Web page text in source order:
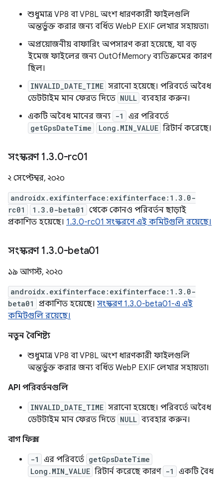
শুধুমাত্র VP8 বা VP8L অংশ ধারণকারী ফাইলগুলি
অন্তর্ভুক্ত করার জন্য বর্ধিত WebP EXIF ​​লেখার সহায়তা।
অপ্রয়োজনীয় বাফারিং অপসারণ করা হয়েছে, যা বড়
ইমেজ ফাইলের জন্য OutOfMemory ব্যতিক্রমের কারণ
ছিল।
INVALID_DATE_TIME সরানো হয়েছে। পরিবর্তে অবৈধ
ডেটটাইম মান ফেরত দিতে NULL ব্যবহার করুন।
একটি অবৈধ মানের জন্য -1 এর পরিবর্তে
getGpsDateTime Long.MIN_VALUE রিটার্ন করেছে।
সংস্করণ 1.3.0-rc01
২ সেপ্টেম্বর, ২০২০
androidx.exifinterface:exifinterface:1.3.0-
rc01
1.3.0-beta01
থেকে কোনও পরিবর্তন ছাড়াই
প্রকাশিত হয়েছে। 1.3.0-rc01 সংস্করণে এই কমিটগুলি রয়েছে।
সংস্করণ 1.3.0-beta01
১৯ আগস্ট, ২০২০
androidx.exifinterface:exifinterface:1.3.0-
beta01
প্রকাশিত হয়েছে। সংস্করণ 1.3.0-beta01-এ এই
কমিটগুলি রয়েছে।
নতুন বৈশিষ্ট্য
শুধুমাত্র VP8 বা VP8L অংশ ধারণকারী ফাইলগুলি
অন্তর্ভুক্ত করার জন্য বর্ধিত WebP EXIF ​​লেখার সহায়তা।
API পরিবর্তনগুলি
INVALID_DATE_TIME সরানো হয়েছে। পরিবর্তে অবৈধ
ডেটটাইম মান ফেরত দিতে NULL ব্যবহার করুন।
বাগ ফিক্স
-1 এর পরিবর্তে getGpsDateTime
Long.MIN_VALUE রিটার্ন করেছে কারণ -1
একটি বৈধ